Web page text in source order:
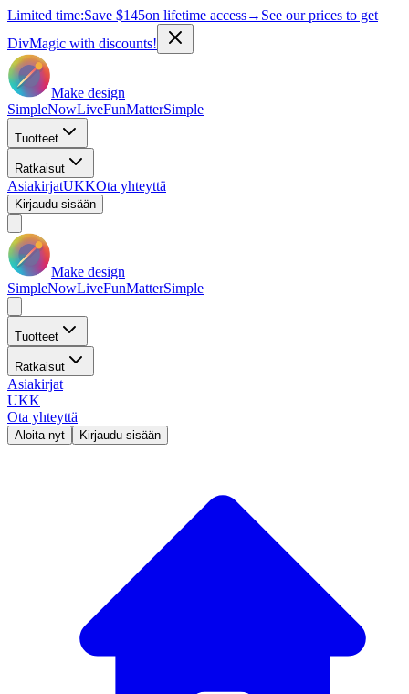
Limited time:Save $145on lifetime access→ See our prices to get
DivMagic with discounts!
Make design
SimpleNowLiveFunMatterSimple
Tuotteet
Ratkaisut
AsiakirjatUKKOta yhteyttä
Kirjaudu sisään
Make design
SimpleNowLiveFunMatterSimple
Tuotteet
Ratkaisut
Asiakirjat
UKK
Ota yhteyttä
Aloita nyt Kirjaudu sisään